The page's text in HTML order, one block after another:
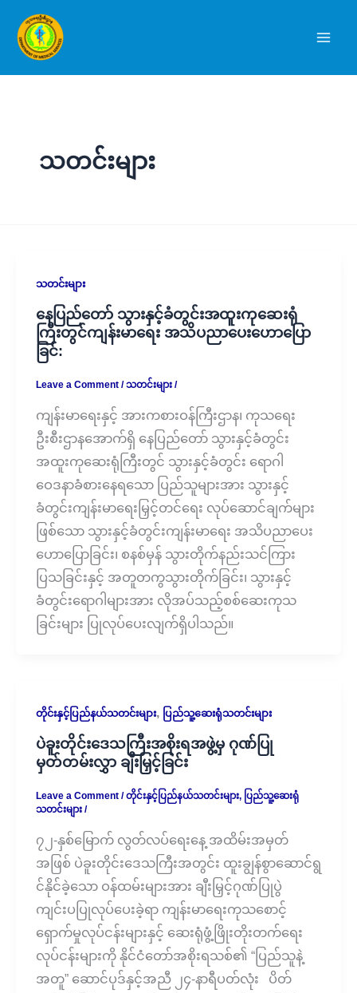
content
သတင်းများ
သတင်းများ
နေပြည်တော် သွားနှင့်ခံတွင်းအထူးကုဆေးရုံ
ကြီးတွင်ကျန်းမာရေး အသိပညာပေးဟောပြော
ခြင်:
Leave a Comment /သတင်းများ/
ကျန်းမာရေးနှင့် အားကစားဝန်ကြီးဌာန၊ ကုသရေး
ဦးစီးဌာနအောက်ရှိ နေပြည်တော် သွားနှင့်ခံတွင်း
အထူးကုဆေးရုံကြီးတွင် သွားနှင့်ခံတွင်း ရောဂါ
ဝေဒနာခံစားနေရသော ပြည်သူများအား သွားနှင့်
ခံတွင်းကျန်းမာရေးမြှင့်တင်ရေး လုပ်ဆောင်ချက်များ
ဖြစ်သော သွားနှင့်ခံတွင်းကျန်းမာရေး အသိပညာပေး
ဟောပြောခြင်း၊ စနစ်မှန် သွားတိုက်နည်းသင်ကြား
ပြသခြင်းနှင့် အတူတကွသွားတိုက်ခြင်း၊ သွားနှင့်
ခံတွင်းရောဂါများအား လိုအပ်သည့်စစ်ဆေးကုသ
ခြင်းများ ပြုလုပ်ပေးလျက်ရှိပါသည်။
တိုင်းနှင့်ပြည်နယ်သတင်းများ, ပြည်သူ့ဆေးရုံသတင်းများ
ပဲခူးတိုင်းဒေသကြီးအစိုးရအဖွဲ့မှ ဂုဏ်ပြု
မှတ်တမ်းလွှာ ချီးမြှင့်ခြင်း
Leave a Comment /တိုင်းနှင့်ပြည်နယ်သတင်းများ, ပြည်သူ့ဆေးရုံ
သတင်းများ/
၇၂-နှစ်မြောက် လွတ်လပ်ရေးနေ့ အထိမ်းအမှတ်
အဖြစ် ပဲခူးတိုင်းဒေသကြီးအတွင်း ထူးချွန်စွာဆောင်ရွ
င်နိုင်ခဲ့သော ဝန်ထမ်းများအား ချီးမြှင့်ဂုဏ်ပြုပွဲ
ကျင်းပပြုလုပ်ပေးခဲ့ရာ ကျန်းမာရေးကုသစောင့်
ရှောက်မှုလုပ်ငန်းများနှင့် ဆေးရုံဖွံ့ဖြိုးတိုးတက်ရေး
လုပ်ငန်းများကို နိုင်ငံတော်အစိုးရသစ်၏ “ပြည်သူနဲ့
အတူ” ဆောင်ပုဒ်နှင့်အညီ ၂၄-နာရီပတ်လုံး ပိတ်